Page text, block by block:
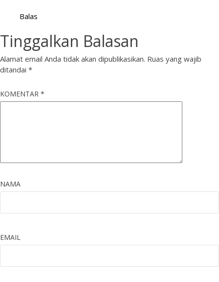
Balas
Tinggalkan Balasan
Alamat email Anda tidak akan dipublikasikan. Ruas yang wajib
ditandai *
KOMENTAR *
NAMA
EMAIL